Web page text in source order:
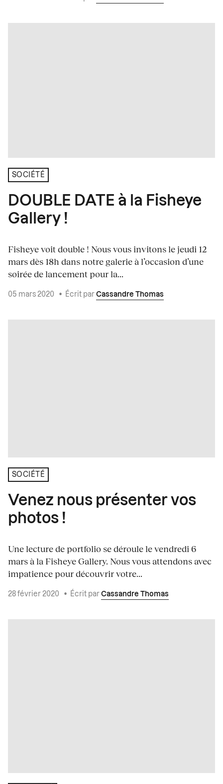
SOCIÉTÉ
DOUBLE DATE à la Fisheye
Gallery !
Fisheye voit double ! Nous vous invitons le jeudi 12
mars dès 18h dans notre galerie à l’occasion d’une
soirée de lancement pour la...
05 mars 2020 • Écrit par Cassandre Thomas
SOCIÉTÉ
Venez nous présenter vos
photos !
Une lecture de portfolio se déroule le vendredi 6
mars à la Fisheye Gallery. Nous vous attendons avec
impatience pour découvrir votre...
28 février 2020 • Écrit par Cassandre Thomas